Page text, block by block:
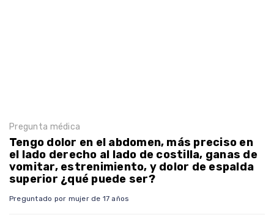
Pregunta médica
Tengo dolor en el abdomen, más preciso en
el lado derecho al lado de costilla, ganas de
vomitar, estrenimiento, y dolor de espalda
superior ¿qué puede ser?
Preguntado por mujer de 17 años